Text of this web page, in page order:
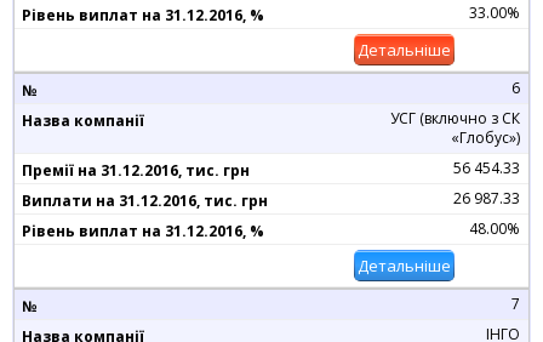
33.00%
Детальніше
6
УСГ (включно з СК
«Глобус»)
56 454.33
26 987.33
48.00%
Детальніше
7
ІНГО